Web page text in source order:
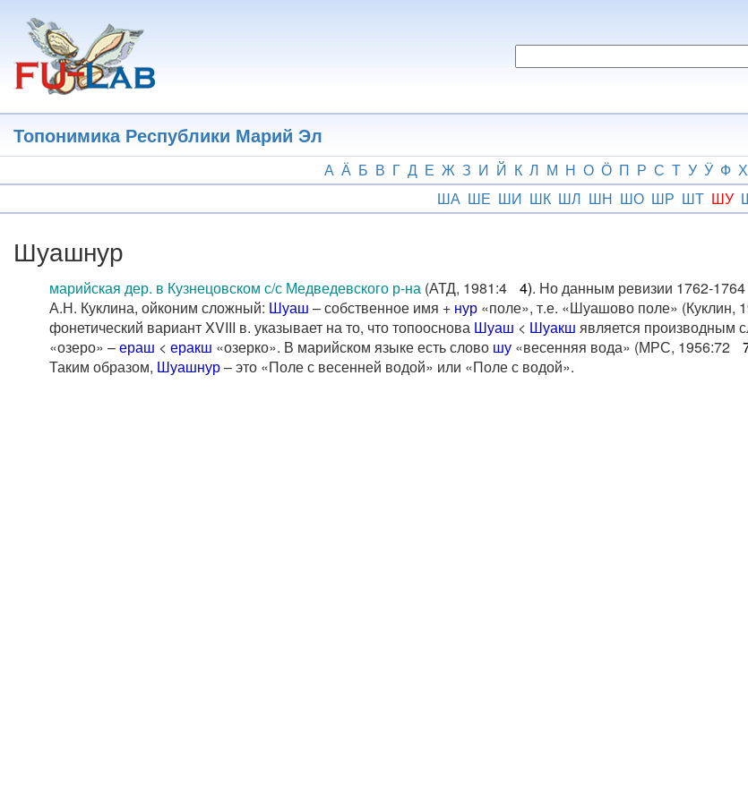
основному
содержанию
Топонимика Республики Марий Эл
А Ӓ Б В Г Д Е Ж З И Й К Л М Н О Ӧ П Р С Т У Ӱ Ф Х
ША ШЕ ШИ ШК ШЛ ШН ШО ШР ШТ ШУ
Шуашнур
марийская дер. в Кузнецовском с/с Медведевского р-на (АТД, 1981:4 4). Но данным ревизии 1762-1764
А.Н. Куклина, ойконим сложный: Шуаш – собственное имя + нур «поле», т.е. «Шуашово поле» (Куклин,
фонетический вариант XVIII в. указывает на то, что топооснова Шуаш < Шуакш является производным
«озеро» –ераш < еракш «озерко». В марийском языке есть слово шу «весенняя вода» (МРС, 1956:72
Таким образом, Шуашнур– это «Поле с весенней водой» или «Поле с водой».